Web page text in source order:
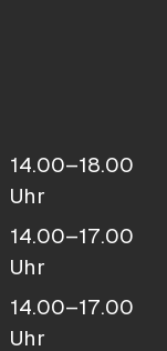
14.00–18.00
Uhr
14.00–17.00
Uhr
14.00–17.00
Uhr